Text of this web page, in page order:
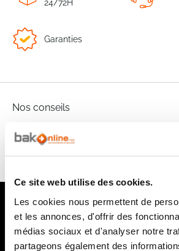
Ce site web utilise des cookies.
Les cookies nous permettent de
et les annonces, d'offrir des
médias sociaux et d'analyser notre
partageons également des
24/72H
Garanties
Nos conseils
Notre newsletter
Recevez par e-mail notre actualité
moment et les nouveautés en